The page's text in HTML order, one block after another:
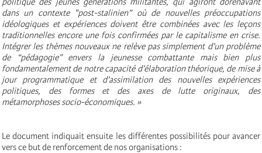
dans un contexte "post-stalinien” où de nouvelles préoccupations
idéologiques et expériences doivent être combinées avec les leçons
traditionnelles encore une fois confirmées par le capitalisme en crise.
Intégrer les thèmes nouveaux ne relève pas simplement d’un problème
de “pédagogie” envers la jeunesse combattante mais bien plus
fondamentalement de notre capacité d’élaboration théorique, de mise à
jour programmatique et d’assimilation des nouvelles expériences
politiques, des formes et des axes de lutte originaux, des
métamorphoses socio-économiques. »
Le document indiquait ensuite les différentes possibilités pour avancer
vers ce but de renforcement de nos organisations :